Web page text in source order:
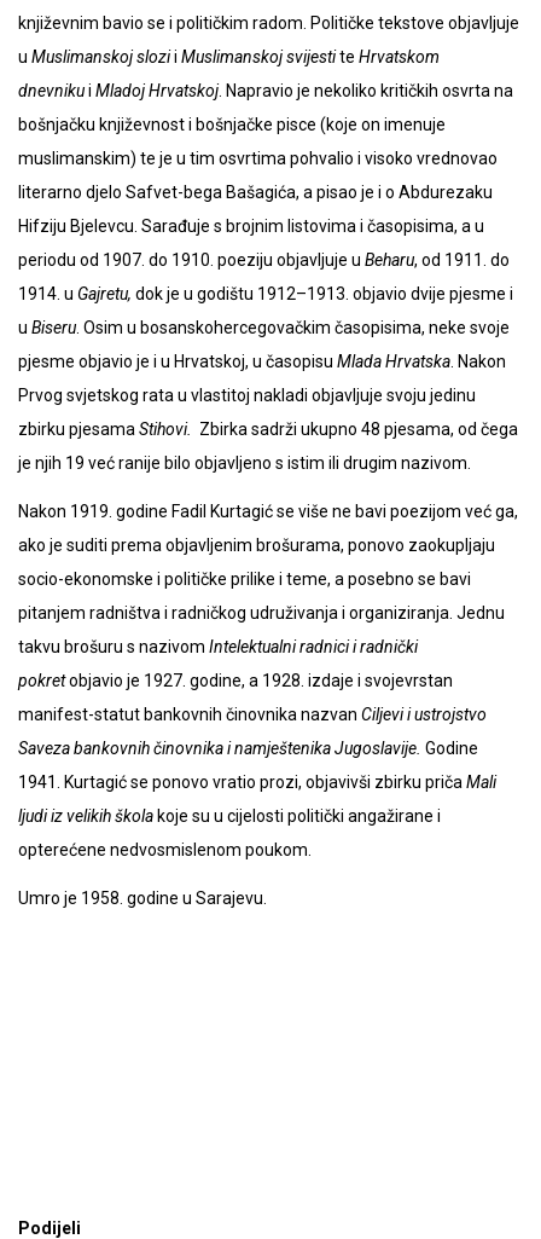
književnim bavio se i političkim radom. Političke tekstove objavljuje
u Muslimanskoj slozii Muslimanskoj svijestite Hrvatskom
dnevnikui Mladoj Hrvatskoj . Napravio je nekoliko kritičkih osvrta na
bošnjačku književnost i bošnjačke pisce (koje on imenuje
muslimanskim) te je u tim osvrtima pohvalio i visoko vrednovao
literarno djelo Safvet-bega Bašagića, a pisao je i o Abdurezaku
Hifziju Bjelevcu. Sarađuje s brojnim listovima i časopisima, a u
periodu od 1907. do 1910. poeziju objavljuje u Beharu, od 1911. do
1914. u Gajretu, dok je u godištu 1912–1913. objavio dvije pjesme i
u Biseru . Osim u bosanskohercegovačkim časopisima, neke svoje
pjesme objavio je i u Hrvatskoj, u časopisu Mlada Hrvatska . Nakon
Prvog svjetskog rata u vlastitoj nakladi objavljuje svoju jedinu
zbirku pjesama Stihovi.
Zbirka sadrži ukupno 48 pjesama, od čega
je njih 19 već ranije bilo objavljeno s istim ili drugim nazivom.
Nakon 1919. godine Fadil Kurtagić se više ne bavi poezijom već ga,
ako je suditi prema objavljenim brošurama, ponovo zaokupljaju
socio-ekonomske i političke prilike i teme, a posebno se bavi
pitanjem radništva i radničkog udruživanja i organiziranja. Jednu
takvu brošuru s nazivom Intelektualni radnici i rad­nički
pokretobjavio je 1927. godine, a 1928. izdaje i svojevrstan
manifest-statut bankovnih činovnika nazvan Ciljevi i ustrojstvo
Saveza bankovnih činovnika i namještenika Jugoslavije. Godine
1941. Kurtagić se ponovo vratio prozi, objavivši zbirku priča Mali
ljudi iz velikih škola koje su u cijelosti politički angažirane i
opterećene nedvosmislenom poukom.
Umro je 1958. godine u Sarajevu.
Podijeli